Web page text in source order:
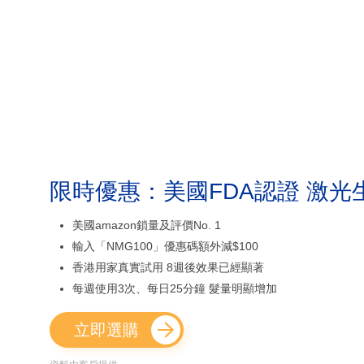
限時優惠：美國FDA認證 激光
美國amazon鎖量及評價No. 1
輸入「NMG100」優惠碼額外減$100
香港用家真實試用 8週後效果已經顯著
每週使用3次、每日25分鐘 髮量明顯增加
立即選購